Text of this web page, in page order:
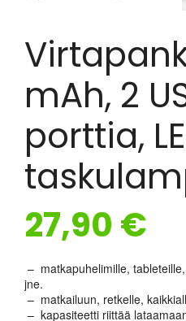
mAh, 2
porttia,
27,90 €
– matkapuhelimille,
jne.
– matkailuun, retkelle,
– kapasiteetti riittää